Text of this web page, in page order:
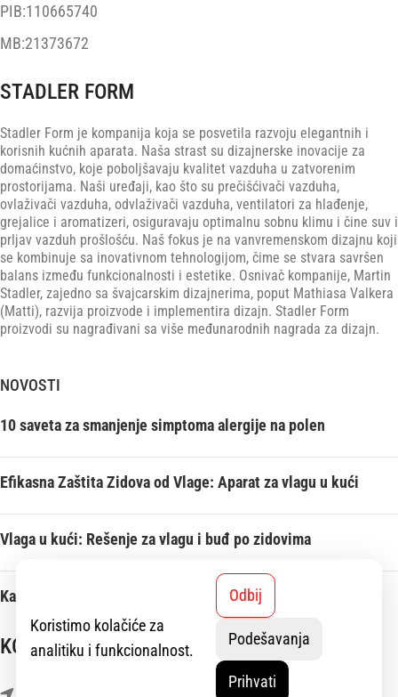
PIB:110665740
MB:21373672
STADLER FORM
Stadler Form je kompanija koja se posvetila razvoju elegantnih i
korisnih kućnih aparata. Naša strast su dizajnerske inovacije za
domaćinstvo, koje poboljšavaju kvalitet vazduha u zatvorenim
prostorijama. Naši uređaji, kao što su prečišćivači vazduha,
ovlaživači vazduha, odvlaživači vazduha, ventilatori za hlađenje,
grejalice i aromatizeri, osiguravaju optimalnu sobnu klimu i čine suv i
prljav vazduh prošlošću. Naš fokus je na vanvremenskom dizajnu koji
se kombinuje sa inovativnom tehnologijom, čime se stvara savršen
balans između funkcionalnosti i estetike. Osnivač kompanije, Martin
Stadler, zajedno sa švajcarskim dizajnerima, poput Mathiasa Valkera
(Matti), razvija proizvode i implementira dizajn. Stadler Form
proizvodi su nagrađivani sa više međunarodnih nagrada za dizajn.
NOVOSTI
10 saveta za smanjenje simptoma alergije na polen
Efikasna Zaštita Zidova od Vlage: Aparat za vlagu u kući
Vlaga u kući: Rešenje za vlagu i buđ po zidovima
Kako rashladiti kuću bez klime: četiri jednostavna saveta
KONTAKT
Koristimo kolačiće za
analitiku i funkcionalnost.
Odbij
Podešavanja
Prihvati